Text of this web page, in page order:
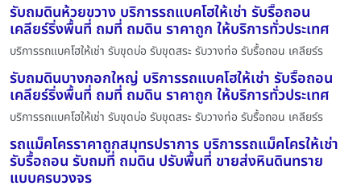
รับถมดินห้วยขวาง บริการรถแบคโฮให้เช่า รับรื้อถอน
เคลียร์ริ่งพื้นที่ ถมที่ ถมดิน ราคาถูก ให้บริการทั่วประเทศ
บริการรถแบคโฮให้เช่า รับขุดบ่อ รับขุดสระ รับวางท่อ รับรื้อถอน เคลียร์ร
รับถมดินบางกอกใหญ่ บริการรถแบคโฮให้เช่า รับรื้อถอน
เคลียร์ริ่งพื้นที่ ถมที่ ถมดิน ราคาถูก ให้บริการทั่วประเทศ
บริการรถแบคโฮให้เช่า รับขุดบ่อ รับขุดสระ รับวางท่อ รับรื้อถอน เคลียร์ร
รถแม็คโครราคาถูกสมุทรปราการ บริการรถแม็คโครให้เช่า
รับรื้อถอน รับถมที่ ถมดิน ปรับพื้นที่ ขายส่งหินดินทราย
แบบครบวงจร